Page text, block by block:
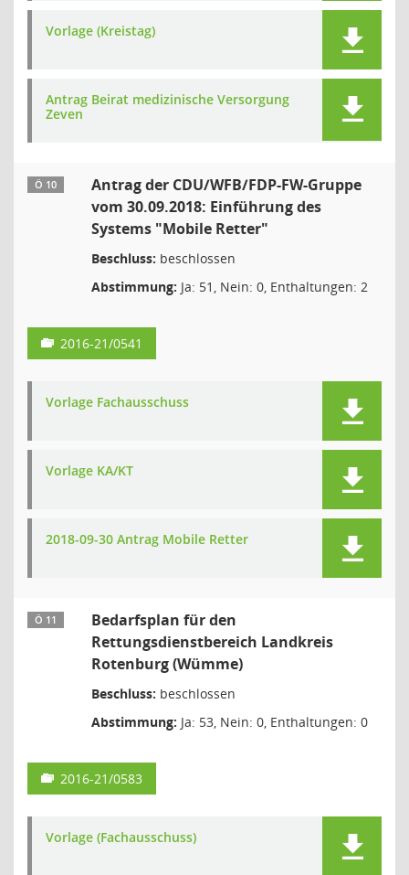
Vorlage (Kreistag)
Antrag Beirat medizinische Versorgung
Zeven
Ö 10
Antrag der CDU/WFB/FDP-FW-Gruppe
vom 30.09.2018: Einführung des
Systems "Mobile Retter"
Beschluss: beschlossen
Abstimmung: Ja: 51, Nein: 0, Enthaltungen: 2
2016-21/0541
Vorlage Fachausschuss
Vorlage KA/KT
2018-09-30 Antrag Mobile Retter
Ö 11
Bedarfsplan für den
Rettungsdienstbereich Landkreis
Rotenburg (Wümme)
Beschluss: beschlossen
Abstimmung: Ja: 53, Nein: 0, Enthaltungen: 0
2016-21/0583
Vorlage (Fachausschuss)